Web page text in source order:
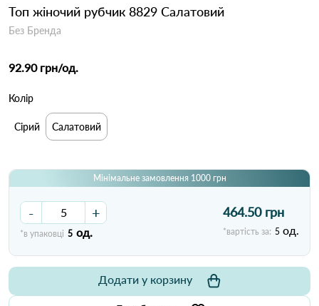
Топ жіночий рубчик 8829 Салатовий
Без Бренда
92.90 грн/од.
Колір
Сірий Салатовий
Мінімальне замовлення 1000 грн
- +
*в упаковці 5 од.
464.50 грн
*вартість за: 5 од.
Додати у корзину